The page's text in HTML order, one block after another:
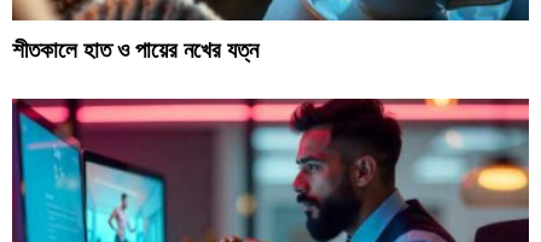
শীতকালে হাত ও পায়ের নখের যত্ন